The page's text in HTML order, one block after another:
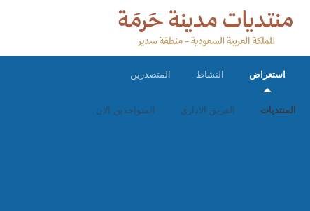
استعراض
المنتديات الفريق الاداري المتواجدين الان
النشاط المتصدرين